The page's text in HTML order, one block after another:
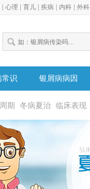
心理 育儿 疾病 内科 外科
常识 银屑病病因
期 冬病夏治 临床表现